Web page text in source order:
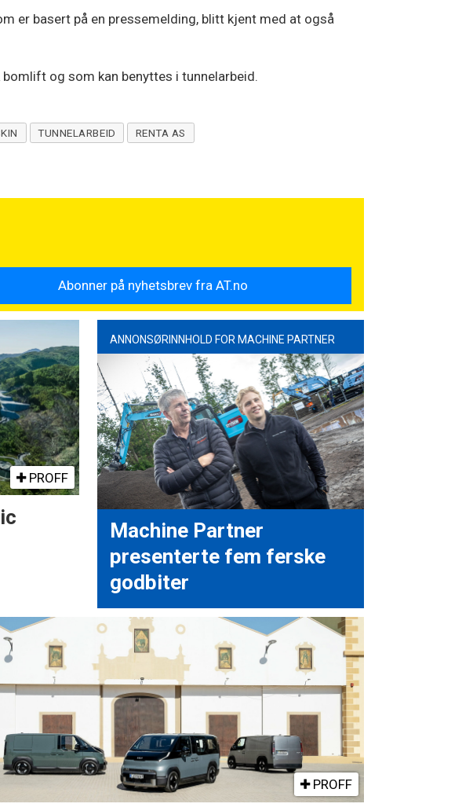
er basert på en pressemelding, blitt kjent med at også
og som kan benyttes i tunnelarbeid.
TUNNELARBEID RENTA AS
PROFF
ANNONSØRINNHOLD FOR MACHINE PARTNER
Machine Partner
presenterte fem ferske
godbiter
PROFF